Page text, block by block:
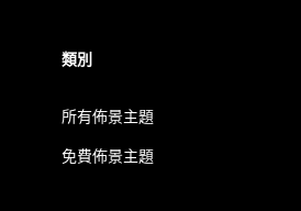
類別
所有佈景主題
免費佈景主題